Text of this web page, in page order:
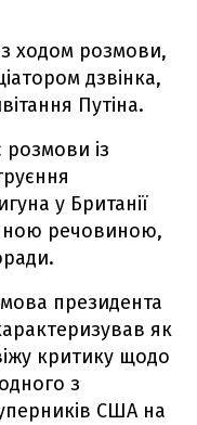
ходом розмови,
дзвінка,
Путіна.
із
у Британії
речовиною,
президента
як
критику щодо
з
США на